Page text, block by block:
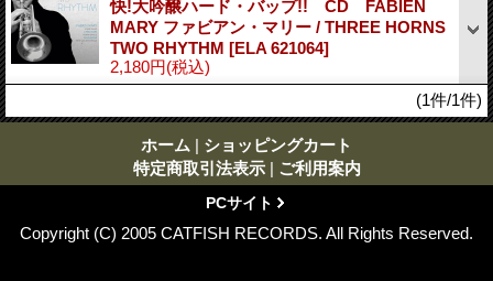
快!大吟醸ハード・バップ!! CD FABIEN
MARY ファビアン・マリー / THREE HORNS
TWO RHYTHM [ELA 621064]
2,180円(税込)
(1件/1件)
ホーム | ショッピングカート
特定商取引法表示 | ご利用案内
PCサイト
Copyright (C) 2005 CATFISH RECORDS. All Rights Reserved.